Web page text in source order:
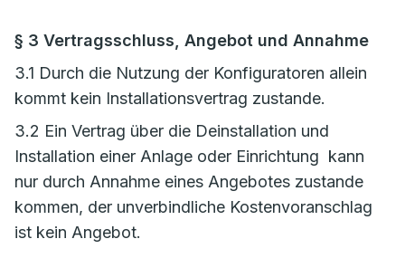
§ 3 Vertragsschluss, Angebot und Annahme
3.1 Durch die Nutzung der Konfiguratoren allein
kommt kein Installationsvertrag zustande.
3.2 Ein Vertrag über die Deinstallation und
Installation einer Anlage oder Einrichtung kann
nur durch Annahme eines Angebotes zustande
kommen, der unverbindliche Kostenvoranschlag
ist kein Angebot.